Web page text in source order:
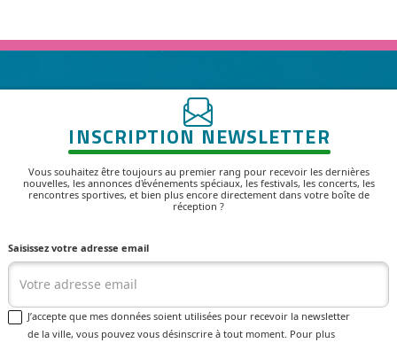
INSCRIPTION NEWSLETTER
Vous souhaitez être toujours au premier rang pour recevoir les dernières
nouvelles, les annonces d'événements spéciaux, les festivals, les concerts, les
rencontres sportives, et bien plus encore directement dans votre boîte de
réception ?
Saisissez votre adresse email
J’accepte que mes données soient utilisées pour recevoir la newsletter
de la ville, vous pouvez vous désinscrire à tout moment. Pour plus